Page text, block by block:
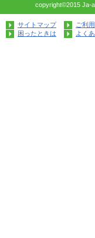
copyright©2015 Ja-
サイトマップ ご利
困ったときは
よく